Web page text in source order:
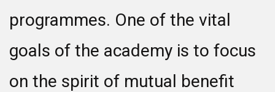
programmes. One of the vital
goals of the academy is to focus
on the spirit of mutual benefit